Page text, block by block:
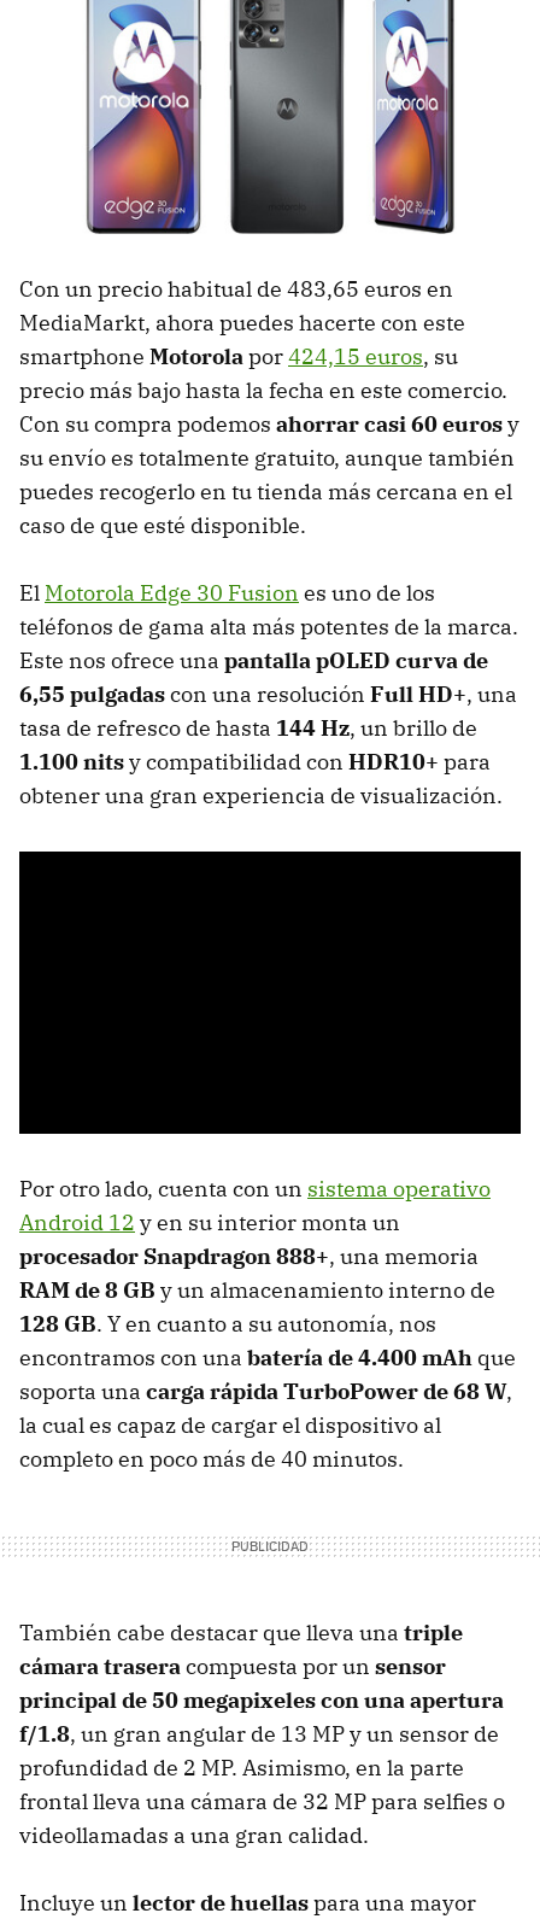
Con un precio habitual de 483,65 euros en
MediaMarkt, ahora puedes hacerte con este
smartphone Motorolapor424,15 euros, su
precio más bajo hasta la fecha en este comercio.
Con su compra podemos ahorrar casi 60 eurosy
su envío es totalmente gratuito, aunque también
puedes recogerlo en tu tienda más cercana en el
caso de que esté disponible.
El Motorola Edge 30 Fusion es uno de los
teléfonos de gama alta más potentes de la marca.
Este nos ofrece una pantalla pOLED curva de
6,55 pulgadascon una resolución Full HD+, una
tasa de refresco de hasta 144 Hz, un brillo de
1.100 nitsy compatibilidad con HDR10+ para
obtener una gran experiencia de visualización.
Por otro lado, cuenta con un sistema operativo
Android 12 y en su interior monta un
procesador Snapdragon 888+, una memoria
RAM de 8 GB y un almacenamiento interno de
128 GB. Y en cuanto a su autonomía, nos
encontramos con una batería de 4.400 mAh que
soporta una carga rápida TurboPower de 68 W,
la cual es capaz de cargar el dispositivo al
completo en poco más de 40 minutos.
También cabe destacar que lleva una triple
cámara traseracompuesta por un sensor
principal de 50 megapixeles con una apertura
f/1.8, un gran angular de 13 MP y un sensor de
profundidad de 2 MP. Asimismo, en la parte
frontal lleva una cámara de 32 MP para selfies o
videollamadas a una gran calidad.
Incluye un lector de huellaspara una mayor